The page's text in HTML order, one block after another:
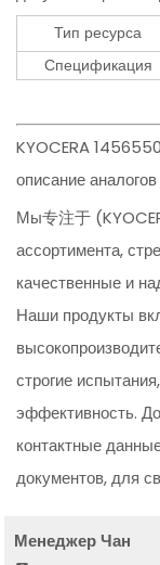
Тип ресурса
Спецификация
KYOCERA
описание аналогов
Мы专注于
ассортимента,
качественные и
Наши продукты
строгие
эффективность.
контактные
документов, для
Менеджер Чан